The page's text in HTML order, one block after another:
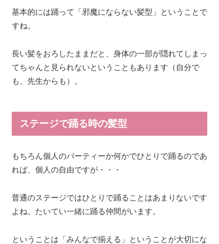
基本的には踊って「邪魔にならない髪型」ということで
すね。
長い髪をおろしたままだと、身体の一部が隠れてしまっ
てちゃんと見られないということもあります（自分で
も、先生からも）。
ステージで踊る時の髪型
もちろん個人のパーティーか何かでひとりで踊るのであ
れば、個人の自由ですが・・・
普通のステージではひとりで踊ることはあまりないです
よね。たいてい一緒に踊る仲間がいます。
ということは「みんなで揃える」ということが大切にな